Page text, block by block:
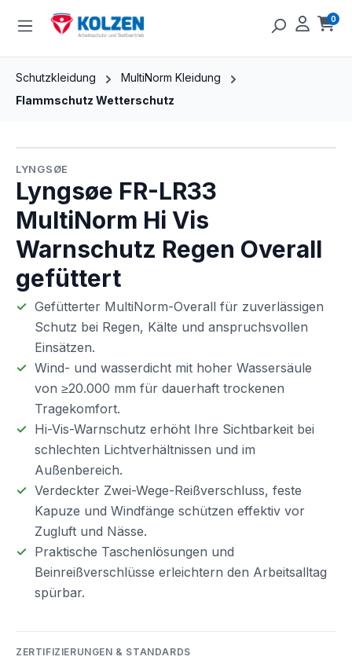
Zum Hauptinhalt springen 0
Schutzkleidung
MultiNorm Kleidung
Flammschutz Wetterschutz
LYNGSØE
Lyngsøe FR-LR33
MultiNorm Hi Vis
Warnschutz Regen Overall
gefüttert
Gefütterter MultiNorm-Overall für zuverlässigen
Schutz bei Regen, Kälte und anspruchsvollen
Einsätzen.
Wind- und wasserdicht mit hoher Wassersäule
von ≥20.000 mm für dauerhaft trockenen
Tragekomfort.
Hi-Vis-Warnschutz erhöht Ihre Sichtbarkeit bei
schlechten Lichtverhältnissen und im
Außenbereich.
Verdeckter Zwei-Wege-Reißverschluss, feste
Kapuze und Windfänge schützen effektiv vor
Zugluft und Nässe.
Praktische Taschenlösungen und
Beinreißverschlüsse erleichtern den Arbeitsalltag
spürbar.
ZERTIFIZIERUNGEN & STANDARDS